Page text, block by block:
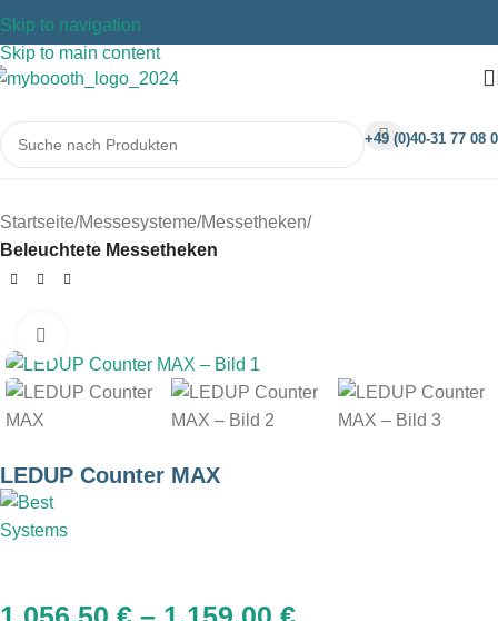
Skip to navigation
Skip to main content
+49 (0)40-31 77 08 0
Startseite Messesysteme Messetheken
Beleuchtete Messetheken
LEDUP Counter MAX